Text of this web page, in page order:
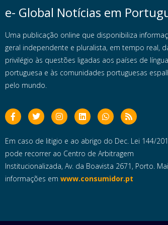
e- Global Notícias em
Uma publicação online que disponibiliza
geral independente e pluralista, em tempo real,
privilégio às questões ligadas aos países de língua
portuguesa e às comunidades portuguesas
pelo mundo.
Em caso de litigio e ao abrigo do Dec. Lei 144/
pode recorrer ao Centro de Arbitragem
Institucionalizada, Av. da Boavista 2671, Porto.
informações em www.consumidor.pt